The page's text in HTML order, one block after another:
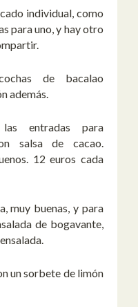
individual, como
para uno, y hay otro
de bacalao
además.
las entradas para
salsa de cacao.
12 euros cada
muy buenas, y para
de bogavante,
un sorbete de limón